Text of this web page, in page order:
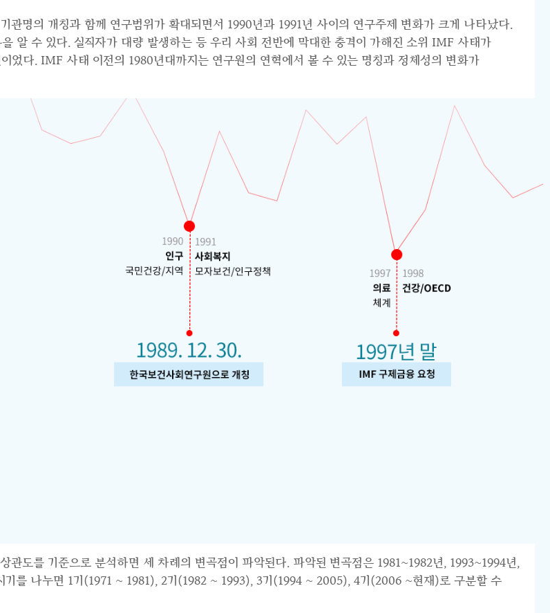
관명의 개칭과 함께 연구범위가 확대되면서 1990년과 1991년 사이의 연구주제 변화가 크게 나타났다.
알 수 있다. 실직자가 대량 발생하는 등 우리 사회 전반에 막대한 충격이 가해진 소위 IMF 사태가
었다. IMF 사태 이전의 1980년대까지는 연구원의 연혁에서 볼 수 있는 명칭과 정체성의 변화가
관도를 기준으로 분석하면 세 차례의 변곡점이 파악된다. 파악된 변곡점은 1981~1982년, 1993~1994년,
를 나누면 1기(1971 ~ 1981), 2기(1982 ~ 1993), 3기(1994 ~ 2005), 4기(2006 ~현재)로 구분할 수